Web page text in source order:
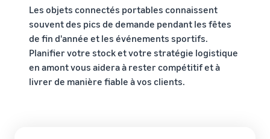
Les objets connectés portables connaissent
souvent des pics de demande pendant les fêtes
de fin d'année et les événements sportifs.
Planifier votre stock et votre stratégie logistique
en amont vous aidera à rester compétitif et à
livrer de manière fiable à vos clients.